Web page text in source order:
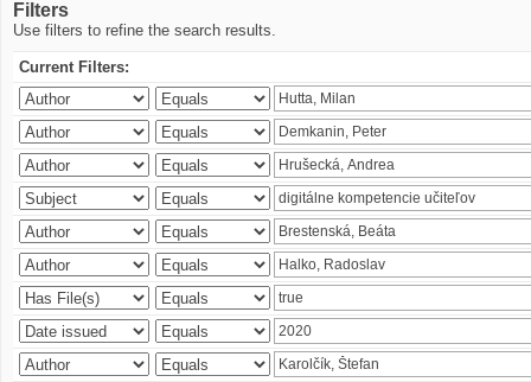
Filters
Use filters to refine the search results.
Current Filters: